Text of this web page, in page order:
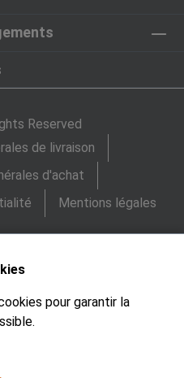
Reserved
de livraison
d'achat
Mentions légales
pour garantir la